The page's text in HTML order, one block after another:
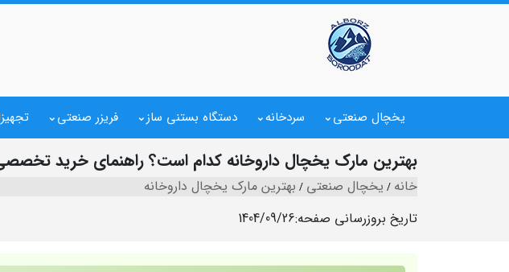
یخچال صنعتی سردخانه دستگاه بستنی ساز فریزر صنعتی
بهترین مارک یخچال داروخانه کدام است؟ راهنمای خرید
خانه یخچال صنعتی بهترین مارک یخچال داروخانه
تاریخ بروزرسانی صفحه:1404/09/26